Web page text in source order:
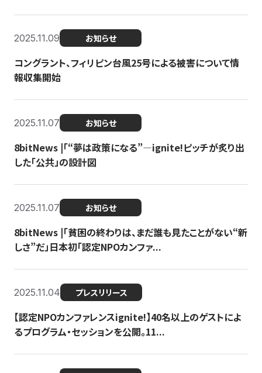
2025.11.09 お知らせ
コングラント、フィリピン台風25号による被害について情
報収集開始
2025.11.07 お知らせ
8bitNews |「“夢は政策になる”—ignite!ピッチが炙り出
した「公共」の設計図
2025.11.07 お知らせ
8bitNews |「貧困の終わりは、まだ誰も見たことがない“新
しさ”だ」日本初「認定NPOカンファ...
2025.11.04 プレスリリース
【認定NPOカンファレンスignite!】40名以上のゲストによ
るプログラム・セッションを公開。11...